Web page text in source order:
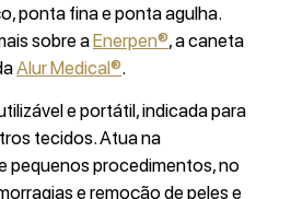
ponta fina e ponta agulha.
sobre aEnerpen®, a caneta
Alur Medical®.
e portátil, indicada para
tecidos. Atua na
pequenos procedimentos, no
e remoção de peles e